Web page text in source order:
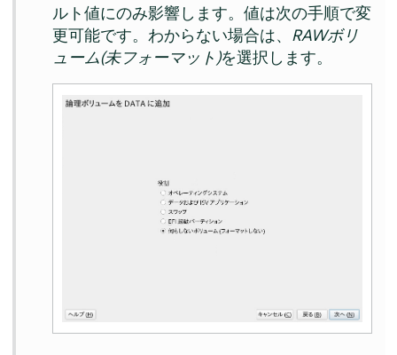
ルト値にのみ影響します。値は次の手順で変
更可能です。わからない場合は、 RAWボリ
ューム(未フォーマット)を選択します。